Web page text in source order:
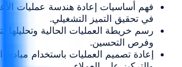
في تحقيق التميز التشغيلي.
رسم خريطة العمليات الحالية وتحليلها
وفرص التحسين.
إعادة تصميم العمليات باستخدام مبادئ